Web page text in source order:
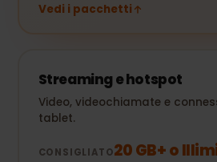
Vedi i pacchetti
Streaming e hotspot
Video, videochiamate e
tablet.
CONSIGLIATO20 GB+ o